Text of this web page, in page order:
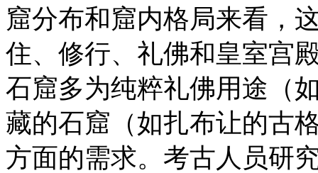
窟分布和窟内格局来看，
住、修行、礼佛和皇室宫
石窟多为纯粹礼佛用途（
藏的石窟（如扎布让的古
方面的需求。考古人员研